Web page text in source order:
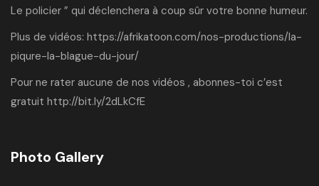
Le policier ” qui déclenchera à coup sûr votre bonne humeur.
Plus de vidéos: https://afrikatoon.com/nos-productions/la-
piqure-la-blague-du-jour/
Pour ne rater aucune de nos vidéos , abonnes-toi c’est
gratuit http://bit.ly/2dLkCfE
Photo Gallery